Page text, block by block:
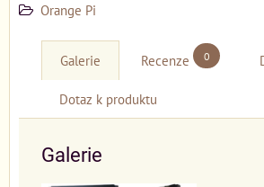
Orange Pi
Galerie Recenze 0
Dotaz k produktu
Galerie